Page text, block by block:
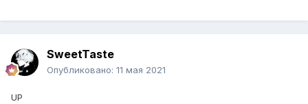
SweetTaste
Опубликовано: 11 мая 2021
UP